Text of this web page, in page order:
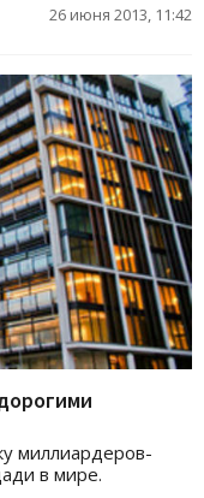
26 июня 2013, 11:42
миллиардеров-
в мире.